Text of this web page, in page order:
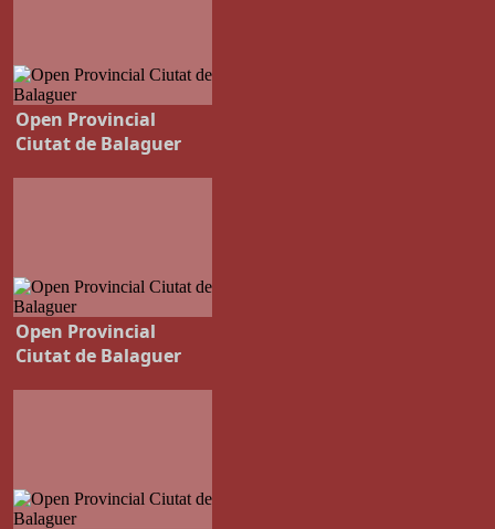
Open Provincial
Ciutat de Balaguer
Open Provincial
Ciutat de Balaguer